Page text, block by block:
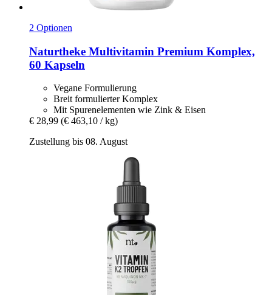
2 Optionen
Naturtheke Multivitamin Premium Komplex,
60 Kapseln
Vegane Formulierung
Breit formulierter Komplex
Mit Spurenelementen wie Zink & Eisen
€ 28,99 (€ 463,10 / kg)
Zustellung bis 08. August